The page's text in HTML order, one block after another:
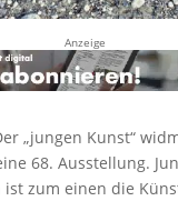
Anzeige
„jungen Kunst“
68. Ausstellung.
zum einen die